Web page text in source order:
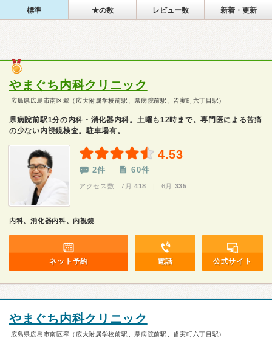
標準 ★の数 レビュー数 新着・更新
やまぐち内科クリニック
広島県広島市南区翠（広大附属学校前駅、県病院前駅、皆実町六丁目駅）
県病院前駅1分の内科・消化器内科。土曜も12時まで。専門医による苦痛
の少ない内視鏡検査。駐車場有。
4.53
2件 60件
アクセス数 7月:418 | 6月:335
内科、消化器内科、内視鏡
ネット予約 電話 公式サイト
やまぐち内科クリニック
広島県広島市南区翠（広大附属学校前駅、県病院前駅、皆実町六丁目駅）